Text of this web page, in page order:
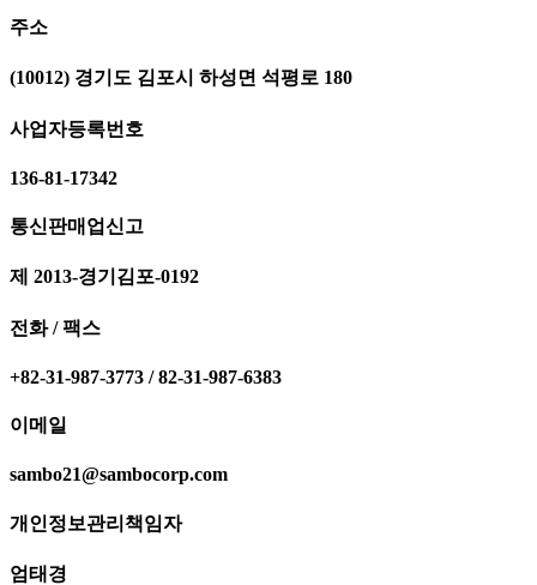
주소
(10012) 경기도 김포시 하성면 석평로 180
사업자등록번호
136-81-17342
통신판매업신고
제 2013-경기김포-0192
전화 / 팩스
+82-31-987-3773 / 82-31-987-6383
이메일
sambo21@sambocorp.com
개인정보관리책임자
엄태경